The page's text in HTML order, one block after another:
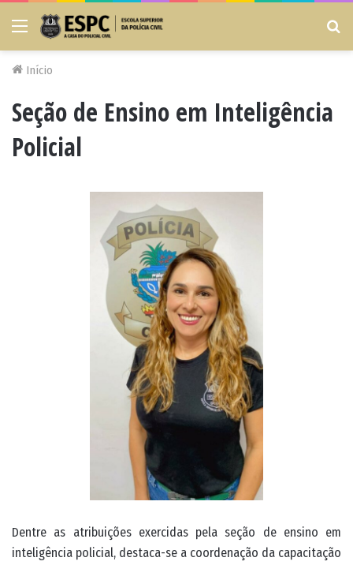
Menu
Início
Seção de Ensino em Inteligência
Policial
Dentre as atribuições exercidas pela seção de ensino em
inteligência policial, destaca-se a coordenação da capacitação